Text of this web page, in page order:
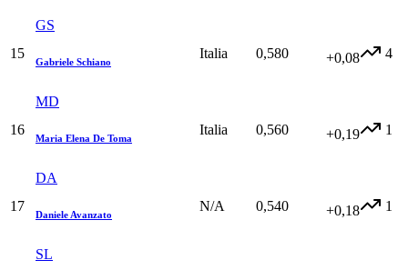
15
GS
Gabriele Schiano
Italia 0,580 +0,08 4
16
MD
Maria Elena De Toma
Italia 0,560 +0,19 1
17
DA
Daniele Avanzato
N/A 0,540 +0,18 1
SL